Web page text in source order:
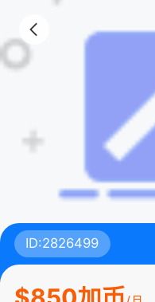
ID:2826499